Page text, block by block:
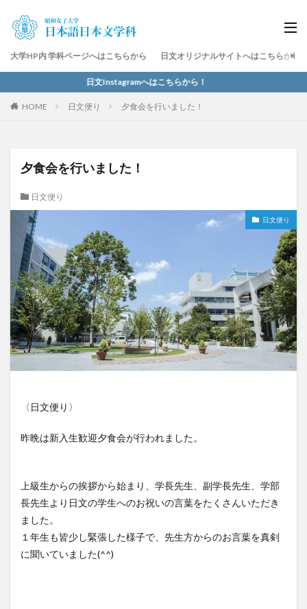
大学HP内 学科ページへはこちらから 日文オリジナルサイトへはこちらから
日文Instagramへはこちらから！
HOME 日文便り 夕食会を行いました！
夕食会を行いました！
日文便り
日文便り
〈日文便り〉
昨晩は新入生歓迎夕食会が行われました。
上級生からの挨拶から始まり、学長先生、副学長先生、学部
長先生より日文の学生へのお祝いの言葉をたくさんいただき
ました。
１年生も皆少し緊張した様子で、先生方からのお言葉を真剣
に聞いていました(^^)